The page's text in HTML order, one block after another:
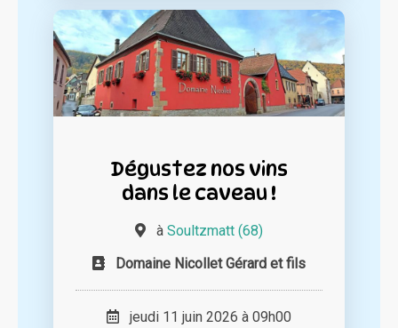
Dégustez nos vins
dans le caveau !
à Soultzmatt (68)
Domaine Nicollet Gérard et fils
jeudi 11 juin 2026 à 09h00